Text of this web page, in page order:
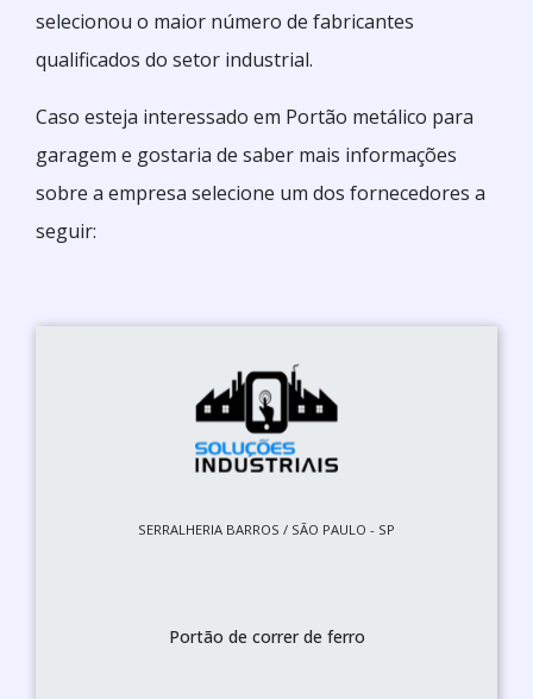
selecionou o maior número de fabricantes
qualificados do setor industrial.
Caso esteja interessado em Portão metálico para
garagem e gostaria de saber mais informações
sobre a empresa selecione um dos fornecedores a
seguir:
SERRALHERIA BARROS / SÃO PAULO - SP
Portão de correr de ferro